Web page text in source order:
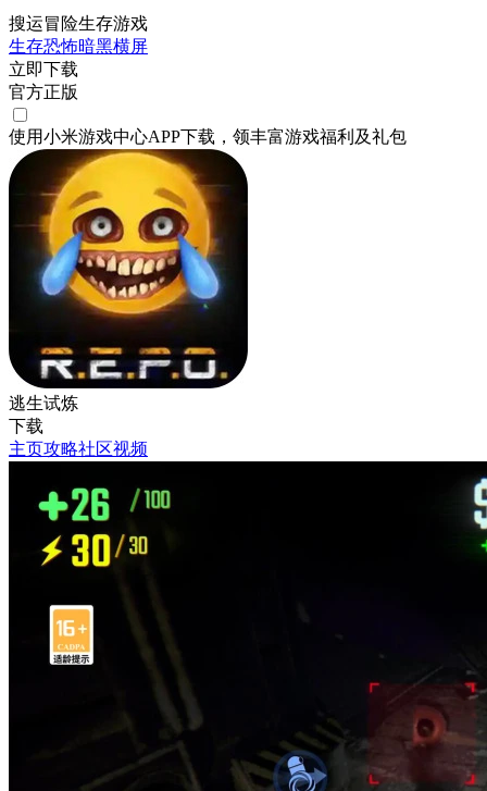
搜运冒险生存游戏
生存恐怖暗黑横屏
立即下载
官方正版
使用小米游戏中心APP下载 ，领丰富游戏福利 及礼包
逃生试炼
下载
主页攻略社区视频